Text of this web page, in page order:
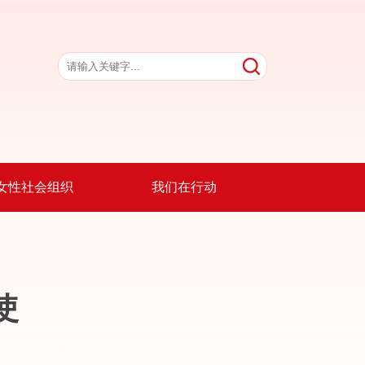
性社会组织 我们在行动